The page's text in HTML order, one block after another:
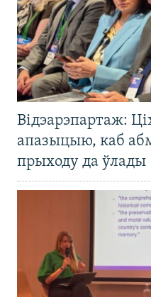
Відэарэпартаж:
апазыцыю, каб
прыходу да ўлады